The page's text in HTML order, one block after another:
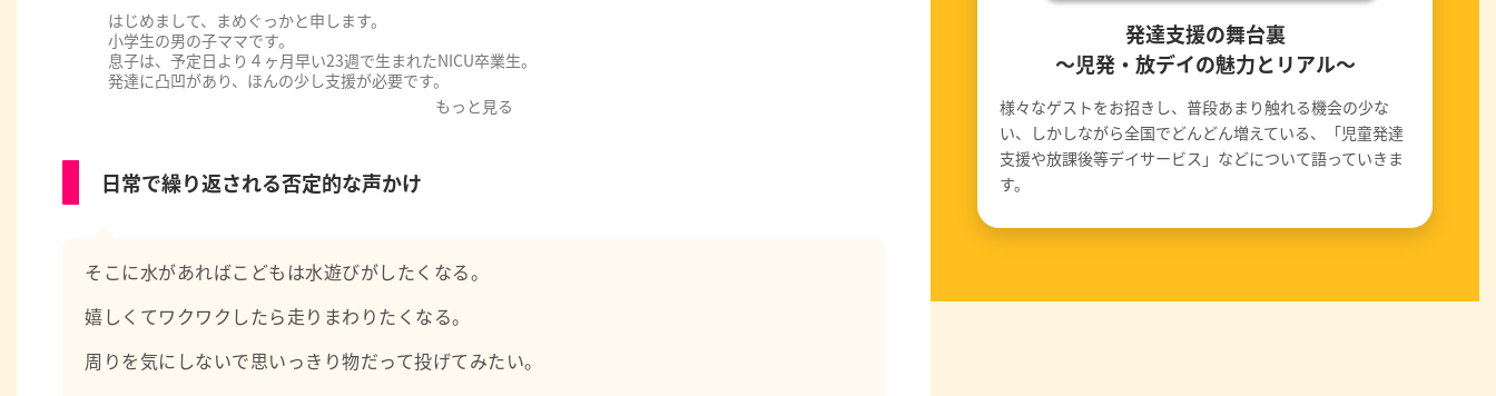
はじめまして、まめぐっかと申します。
小学生の男の子ママです。
息子は、予定日より４ヶ月早い23週で生まれたNICU卒業生。
発達に凸凹があり、ほんの少し支援が必要です。
現在は、学校と学校以外の居場所で過ごすことを選択したホームスクーラーです。
私自身、専門的な資格や知識はありませんが、子育て中のお父さん、お母さんと同じ目線で、日々の声か
そんな気持ちを大切にしながら見守っています。よろしくお願い致します。
もっと見る
日常で繰り返される否定的な声かけ
そこに水があればこどもは水遊びがしたくなる。
嬉しくてワクワクしたら走りまわりたくなる。
周りを気にしないで思いっきり物だって投げてみたい。
発達支援の舞台裏
〜児発・放デイの魅力とリアル〜
様々なゲストをお招きし、普段あまり触れる機会の少な
い、しかしながら全国でどんどん増えている、「児童発達
支援や放課後等デイサービス」などについて語っていきま
す。